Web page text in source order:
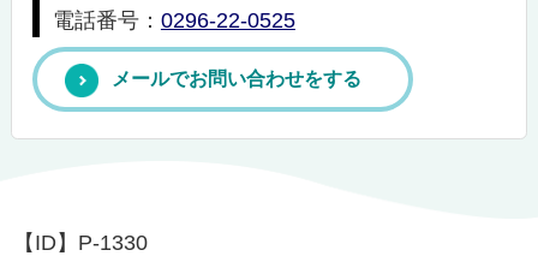
電話番号： 0296-22-0525
メールでお問い合わせをする
【ID】 P-1330